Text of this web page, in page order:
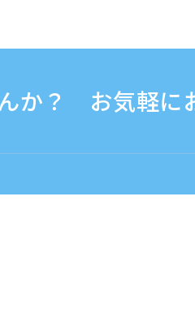
か？ お気軽に